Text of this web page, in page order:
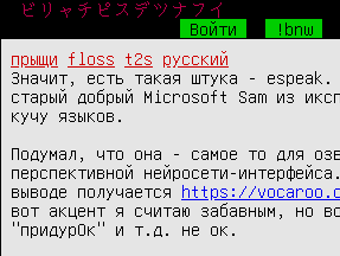
ビリャチピスデツナフイ
Войти
!bnw
прыщи
floss t2s
русский
Значит, есть такая штука - espeak.
старый добрый Microsoft Sam из
кучу языков.
Подумал, что она - самое то для
перспективной нейросети-
выводе получается https://
вот акцент я считаю забавным, но
"придурОк" и т.д. не ок.